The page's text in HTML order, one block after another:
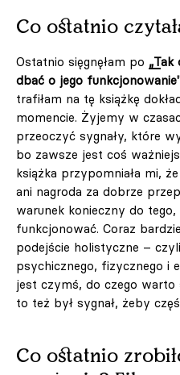
Co ostatnio
Ostatnio sięgnęłam po „Tak
dbać o jego
trafiłam na tę książkę
momencie. Żyjemy w
przeoczyć sygnały, które
bo zawsze jest coś
książka przypomniała mi,
ani nagroda za dobrze
warunek konieczny do
funkcjonować. Coraz
podejście holistyczne –
psychicznego, fizycznego i
jest czymś, do czego warto
to też był sygnał, żeby
Co ostatnio